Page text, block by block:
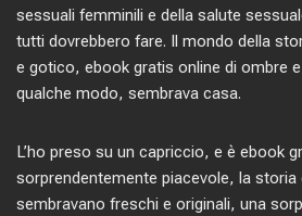
sessuali femminili e della salute
tutti dovrebbero fare. Il mondo della
e gotico, ebook gratis online di ombre
qualche modo, sembrava casa.
L’ho preso su un capriccio, e è ebook
sorprendentemente piacevole, la storia
sembravano freschi e originali, una